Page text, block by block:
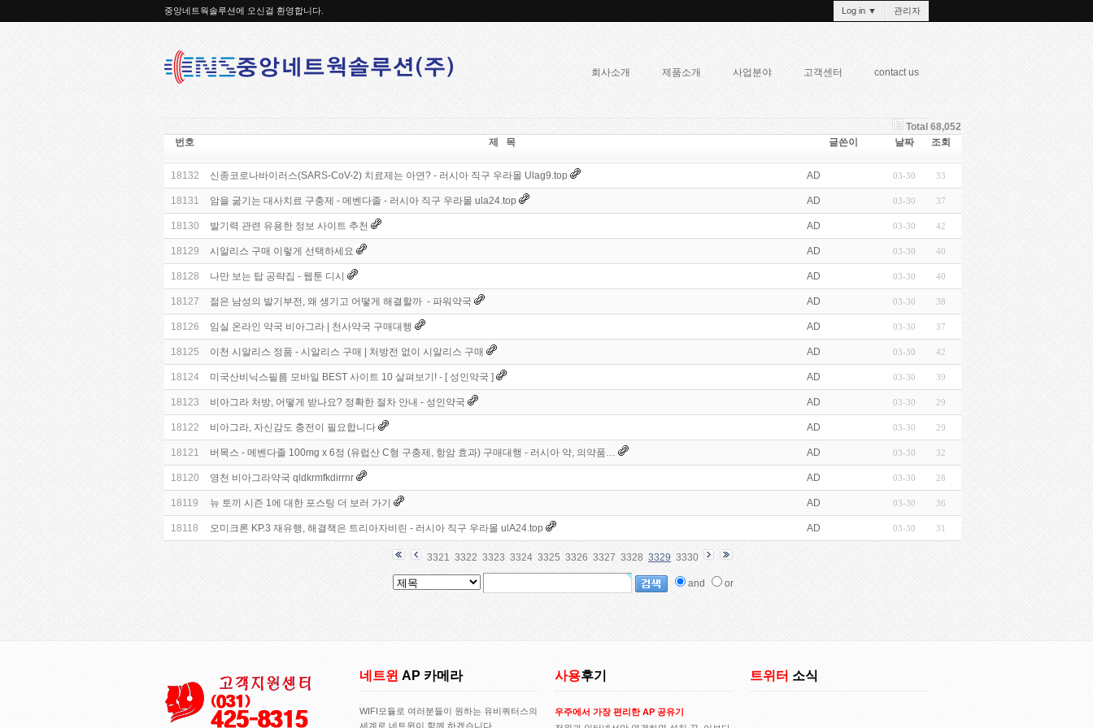
중앙네트웍솔루션에 오신걸 환영합니다. Log in ▼ 관리자
회사소개 제품소개 사업분야 고객센터 contact us
Total 68,052
번호
제 목 글쓴이 날짜 조회
18132 신종코로나바이러스(SARS-CoV-2) 치료제는 아연? - 러시아 직구 우라몰 Ulag9.top AD 03-30 33
18131 암을 굶기는 대사치료 구충제 - 메벤다졸 - 러시아 직구 우라몰 ula24.top AD 03-30 37
18130 발기력 관련 유용한 정보 사이트 추천 AD 03-30 42
18129 시알리스 구매 이렇게 선택하세요 AD 03-30 40
18128 나만 보는 탑 공략집 - 웹툰 디시 AD 03-30 40
18127 젊은 남성의 발기부전, 왜 생기고 어떻게 해결할까 - 파워약국 AD 03-30 38
18126 임실 온라인 약국 비아그라 | 천사약국 구매대행 AD 03-30 37
18125 이천 시알리스 정품 - 시알리스 구매 | 처방전 없이 시알리스 구매 AD 03-30 42
18124 미국산비닉스필름 모바일 BEST 사이트 10 살펴보기! - [ 성인약국 ] AD 03-30 39
18123 비아그라 처방, 어떻게 받나요? 정확한 절차 안내 - 성인약국 AD 03-30 29
18122 비아그라, 자신감도 충전이 필요합니다 AD 03-30 29
18121 버목스 - 메벤다졸 100mg x 6정 (유럽산 C형 구충제, 항암 효과) 구매대행 - 러시아 약, 의약품… AD 03-30 32
18120 영천 비아그라약국 qldkrmfkdirrnr AD 03-30 28
18119 뉴 토끼 시즌 1에 대한 포스팅 더 보러 가기 AD 03-30 36
18118 오미크론 KP.3 재유행, 해결책은 트리아자비린 - 러시아 직구 우라몰 ulA24.top AD 03-30 31
3321 3322 3323 3324 3325 3326 3327 3328 3329 3330
and or
네트윈 AP 카메라
WIFI모듈로 여러분들이 원하는 유비쿼터스의
세계로 네트윈이 함께 하겠습니다..
사용후기
우주에서 가장 편리한 AP 공유기
트위터 소식